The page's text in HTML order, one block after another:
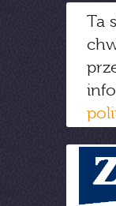
Ta